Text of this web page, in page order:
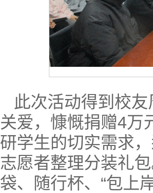
此次活动得到校
关爱，慷慨捐赠4万
研学生的切实需求
志愿者整理分装礼
袋、随行杯、“包上